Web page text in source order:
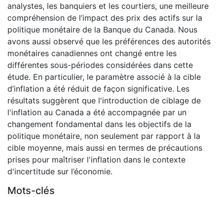
analystes, les banquiers et les courtiers, une meilleure
compréhension de l’impact des prix des actifs sur la
politique monétaire de la Banque du Canada. Nous
avons aussi observé que les préférences des autorités
monétaires canadiennes ont changé entre les
différentes sous-périodes considérées dans cette
étude. En particulier, le paramètre associé à la cible
d’inflation a été réduit de façon significative. Les
résultats suggèrent que l'introduction de ciblage de
l'inflation au Canada a été accompagnée par un
changement fondamental dans les objectifs de la
politique monétaire, non seulement par rapport à la
cible moyenne, mais aussi en termes de précautions
prises pour maîtriser l'inflation dans le contexte
d'incertitude sur l’économie.
Mots-clés